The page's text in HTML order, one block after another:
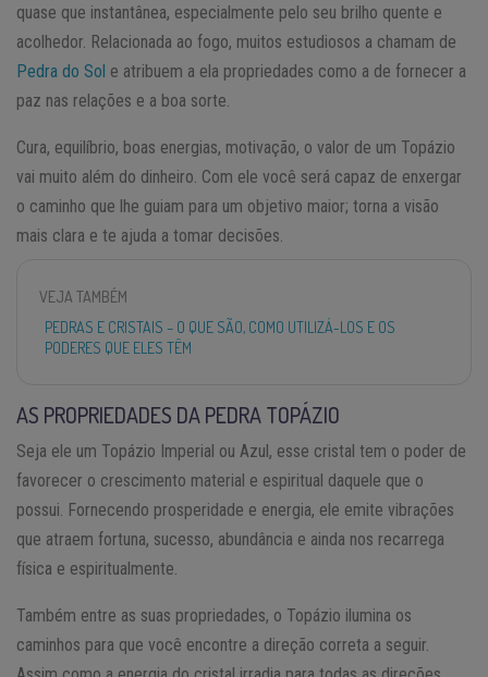
quase que instantânea, especialmente pelo seu brilho quente e
acolhedor. Relacionada ao fogo, muitos estudiosos a chamam de
Pedra do Sol e atribuem a ela propriedades como a de fornecer a
paz nas relações e a boa sorte.
Cura, equilíbrio, boas energias, motivação, o valor de um Topázio
vai muito além do dinheiro. Com ele você será capaz de enxergar
o caminho que lhe guiam para um objetivo maior; torna a visão
mais clara e te ajuda a tomar decisões.
VEJA TAMBÉM
PEDRAS E CRISTAIS – O QUE SÃO, COMO UTILIZÁ-LOS E OS
PODERES QUE ELES TÊM
AS PROPRIEDADES DA PEDRA TOPÁZIO
Seja ele um Topázio Imperial ou Azul, esse cristal tem o poder de
favorecer o crescimento material e espiritual daquele que o
possui. Fornecendo prosperidade e energia, ele emite vibrações
que atraem fortuna, sucesso, abundância e ainda nos recarrega
física e espiritualmente.
Também entre as suas propriedades, o Topázio ilumina os
caminhos para que você encontre a direção correta a seguir.